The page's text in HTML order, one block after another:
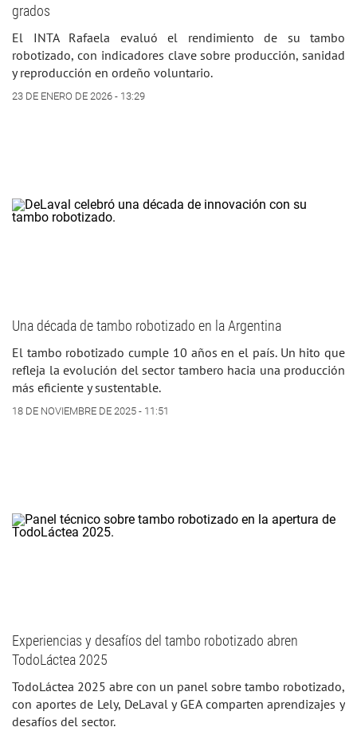
grados
El INTA Rafaela evaluó el rendimiento de su tambo
robotizado, con indicadores clave sobre producción, sanidad
y reproducción en ordeño voluntario.
23 DE ENERO DE 2026 - 13:29
Una década de tambo robotizado en la Argentina
El tambo robotizado cumple 10 años en el país. Un hito que
refleja la evolución del sector tambero hacia una producción
más eficiente y sustentable.
18 DE NOVIEMBRE DE 2025 - 11:51
Experiencias y desafíos del tambo robotizado abren
TodoLáctea 2025
TodoLáctea 2025 abre con un panel sobre tambo robotizado,
con aportes de Lely, DeLaval y GEA comparten aprendizajes y
desafíos del sector.